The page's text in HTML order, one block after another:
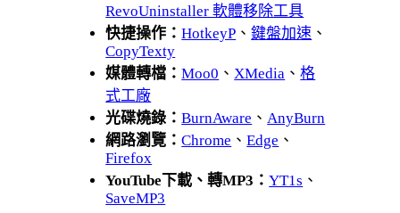
RevoUninstaller 軟體移除工具
快捷操作：HotkeyP 、鍵盤加速 、
CopyTexty
媒體轉檔：Moo0 、 XMedia 、格
式工廠
光碟燒錄：BurnAware 、 AnyBurn
網路瀏覽：Chrome 、Edge 、
Firefox
YouTube下載、轉MP3：YT1s 、
SaveMP3